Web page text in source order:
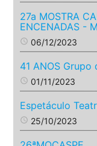
27a MOSTRA
ENCENADAS -
access_time 06/12/2023
41 ANOS Grupo
access_time 01/11/2023
Espetáculo
access_time 25/10/2023